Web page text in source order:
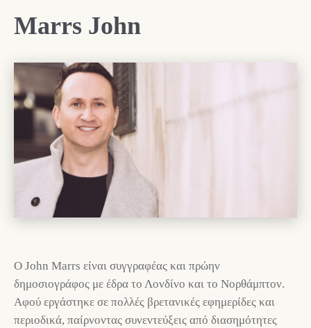
Marrs John
Ο John Marrs είναι συγγραφέας και πρώην
δημοσιογράφος με έδρα το Λονδίνο και το Νορθάμπτον.
Αφού εργάστηκε σε πολλές βρετανικές εφημερίδες και
περιοδικά, παίρνοντας συνεντεύξεις από διασημότητες